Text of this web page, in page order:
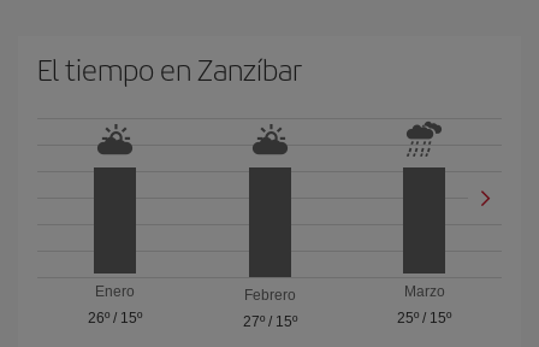
El tiempo en Zanzíbar
Enero
26º/ 15º
Febrero
27º/ 15º
Marzo
25º / 15º